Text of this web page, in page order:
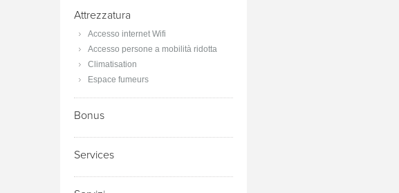
Attrezzatura
Accesso internet Wifi
Accesso persone a mobilità ridotta
Climatisation
Espace fumeurs
Bonus
Services